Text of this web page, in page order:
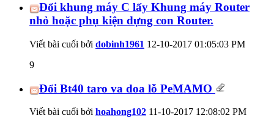
Đổi khung máy C lấy Khung máy Router
nhỏ hoặc phụ kiện dựng con Router.
Viết bài cuối bởi dobinh1961 12-10-2017 01:05:03 PM
9
Đổi Bt40 taro va doa lỗ PeMAMO
Viết bài cuối bởi hoahong102 11-10-2017 12:08:02 PM